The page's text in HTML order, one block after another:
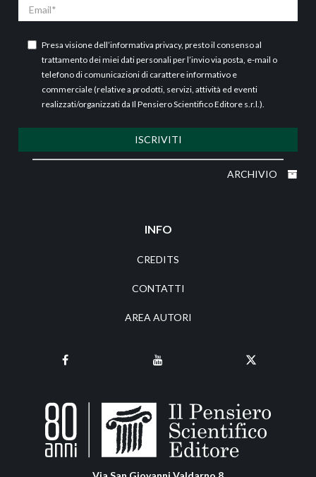
Email
Presa visione dell’informativa privacy, presto il consenso al
trattamento dei miei dati personali per l’invio via posta, e-mail o
telefono di comunicazioni di carattere informativo e
commerciale (relative a prodotti, servizi, attività ed eventi
realizzati/organizzati da Il Pensiero Scientifico Editore s.r.l.).
ISCRIVITI
ARCHIVIO
INFO
CREDITS
CONTATTI
AREA AUTORI